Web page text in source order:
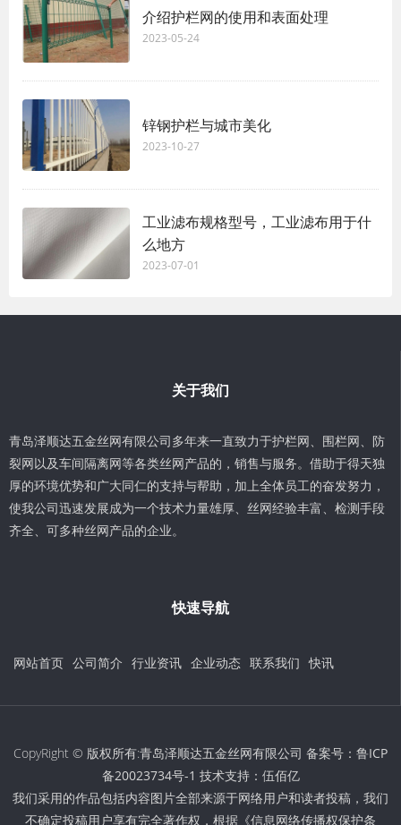
介绍护栏网的使用和表面处理
2023-05-24
锌钢护栏与城市美化
2023-10-27
工业滤布规格型号，工业滤布用于什
么地方
2023-07-01
关于我们
青岛泽顺达五金丝网有限公司多年来一直致力于护栏网、围栏网、防
裂网以及车间隔离网等各类丝网产品的，销售与服务。借助于得天独
厚的环境优势和广大同仁的支持与帮助，加上全体员工的奋发努力，
使我公司迅速发展成为一个技术力量雄厚、丝网经验丰富、检测手段
齐全、可多种丝网产品的企业。
快速导航
网站首页 公司简介 行业资讯 企业动态 联系我们 快讯
CopyRight © 版权所有:青岛泽顺达五金丝网有限公司 备案号： 鲁ICP
备20023734号-1 技术支持： 伍佰亿
我们采用的作品包括内容图片全部来源于网络用户和读者投稿，我们
不确定投稿用户享有完全著作权，根据《信息网络传播权保护条